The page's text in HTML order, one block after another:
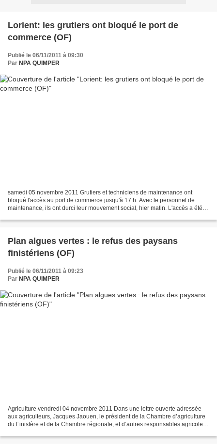
Lorient: les grutiers ont bloqué le port de
commerce (OF)
Publié le 06/11/2011 à 09:30
Par NPA QUIMPER
samedi 05 novembre 2011 Grutiers et techniciens de maintenance ont
bloqué l'accès au port de commerce jusqu'à 17 h. Avec le personnel de
maintenance, ils ont durci leur mouvement social, hier matin. L'accès a été
Plan algues vertes : le refus des paysans
finistériens (OF)
Publié le 06/11/2011 à 09:23
Par NPA QUIMPER
Agriculture vendredi 04 novembre 2011 Dans une lettre ouverte adressée
aux agriculteurs, Jacques Jaouen, le président de la Chambre d’agriculture
du Finistère et de la Chambre régionale, et d’autres responsables agricoles